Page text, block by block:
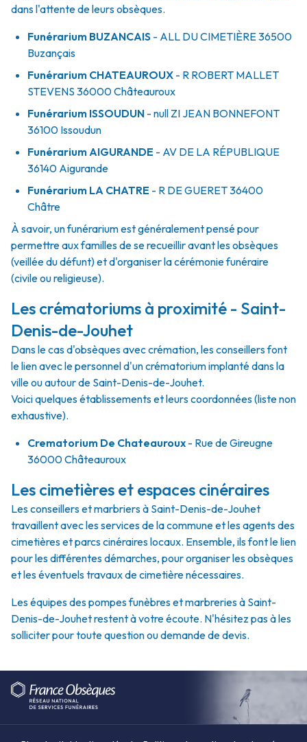
dans l'attente de leurs obsèques.
Funérarium BUZANCAIS - ALL DU CIMETIÈRE36500
Buzançais
Funérarium CHATEAUROUX - R ROBERT MALLET
STEVENS 36000Châteauroux
Funérarium ISSOUDUN - null ZI JEAN BONNEFONT
36100 Issoudun
FunérariumAIGURANDE - AV DE LA RÉPUBLIQUE
36140 Aigurande
Funérarium LA CHATRE - R DE GUERET36400
Châtre
À savoir, un funérarium est généralement pensé pour
permettre aux familles de se recueillir avant les obsèques
(veillée du défunt) et d'organiser la cérémonie funéraire
(civile ou religieuse).
Les crématoriums à proximité - Saint-
Denis-de-Jouhet
Dans le cas d'obsèques avec crémation, les conseillers font
le lien avec le personnel d'un crématorium implanté dans la
ville ou autour de Saint-Denis-de-Jouhet.
Voici quelques établissements et leurs coordonnées (liste non
exhaustive).
Crematorium De Chateauroux - Rue de Gireugne
36000 Châteauroux
Les cimetières et espaces cinéraires
Les conseillers et marbriers à Saint-Denis-de-Jouhet
travaillent avec les services de la commune et les agents des
cimetières et parcs cinéraires locaux. Ensemble, ils font le lien
pour les différentes démarches, pour organiser les obsèques
et les éventuels travaux de cimetière nécessaires.
Les équipes des pompes funèbres et marbreries à Saint-
Denis-de-Jouhet restent à votre écoute. N'hésitez pas à les
solliciter pour toute question ou demande de devis.